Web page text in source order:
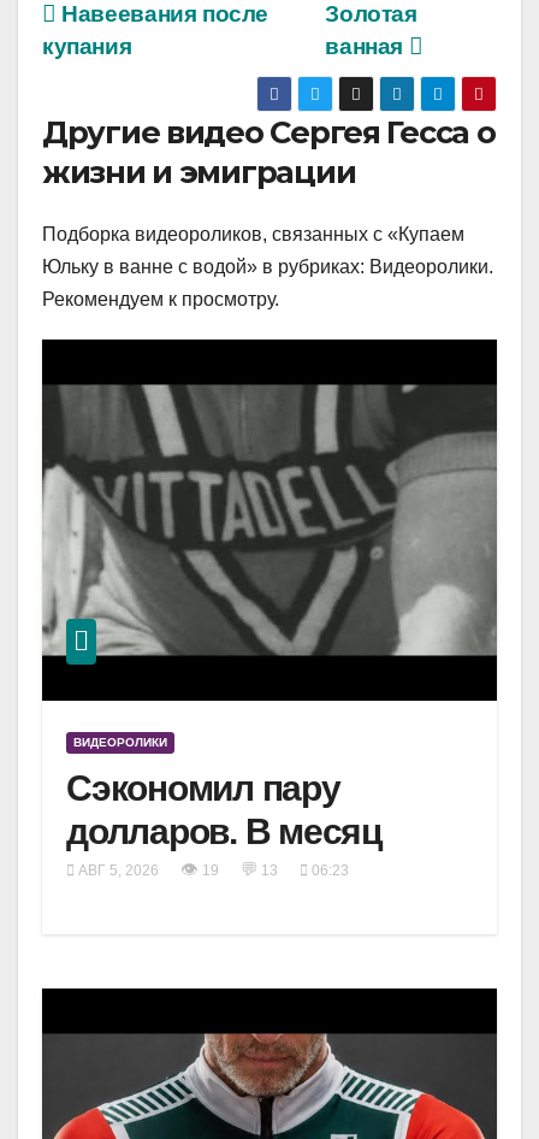
Золотая
ванная
Навеевания после
купания
Другие видео Сергея Гесса о
жизни и эмиграции
Подборка видеороликов, связанных с «Купаем
Юльку в ванне с водой» в рубриках: Видеоролики.
Рекомендуем к просмотру.
ВИДЕОРОЛИКИ
Сэкономил пару
долларов. В месяц
АВГ 5, 2026 👁 19 💬 13 06:23